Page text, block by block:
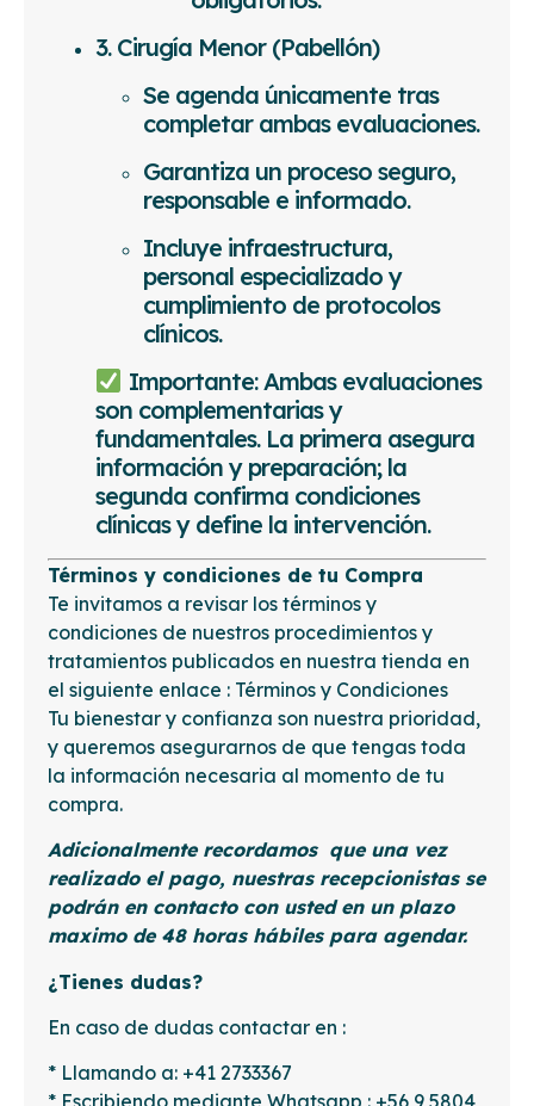
3. Cirugía Menor (Pabellón)
Se agenda únicamente tras
completar ambas evaluaciones.
Garantiza un proceso seguro,
responsable e informado.
Incluye infraestructura,
personal especializado y
cumplimiento de protocolos
clínicos.
Importante: Ambas evaluaciones
son complementarias y
fundamentales. La primera asegura
información y preparación; la
segunda confirma condiciones
clínicas y define la intervención.
Términos y condiciones de tu Compra
Te invitamos a revisar los términos y
condiciones de nuestros procedimientos y
tratamientos publicados en nuestra tienda en
el siguiente enlace : Términos y Condiciones
Tu bienestar y confianza son nuestra prioridad,
y queremos asegurarnos de que tengas toda
la información necesaria al momento de tu
compra.
Adicionalmente recordamos que una vez
realizado el pago, nuestras recepcionistas se
podrán en contacto con usted en un plazo
maximo de 48 horas hábiles para agendar.
¿Tienes dudas?
En caso de dudas contactar en :
* Llamando a: +41 2733367